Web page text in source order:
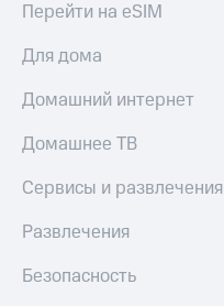
Перейти на eSIM
Для дома
Домашний интернет
Домашнее ТВ
Сервисы и развлечения
Развлечения
Безопасность